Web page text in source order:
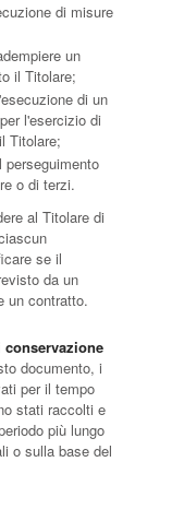
di misure
un
il Titolare;
di un
l'esercizio di
Titolare;
o di terzi.
al Titolare di
se il
da un
un contratto.
documento, i
per il tempo
stati raccolti e
più lungo
o sulla base del